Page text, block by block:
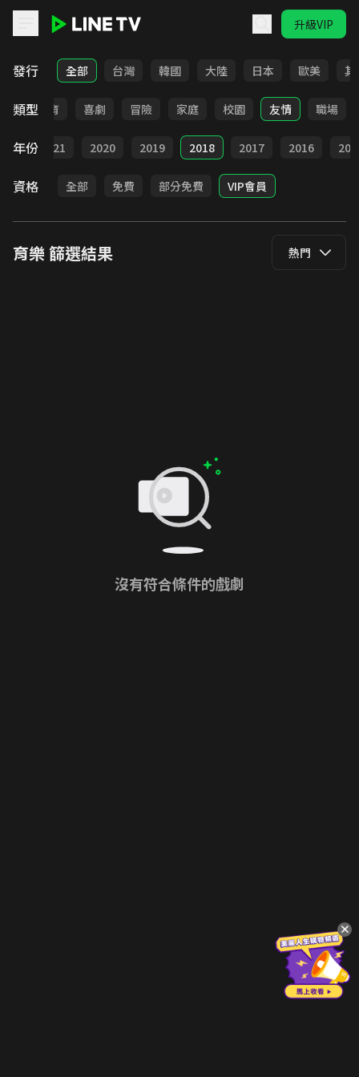
升級VIP
LINE TV - 育樂
發行 全部 台灣 韓國 大陸 日本 歐美 其
類型教育 喜劇 冒險 家庭 校園 友情 職場
年份 2021 2020 2019 2018 2017 2016
資格 全部 免費 部分免費 VIP會員
育樂篩選結果 熱門
沒有符合條件的戲劇